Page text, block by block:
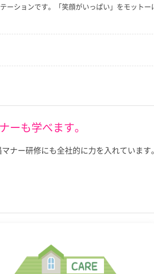
ーションです。「笑顔がいっぱい」をモット
ーも学べます。
ナー研修にも全社的に力を入れていま